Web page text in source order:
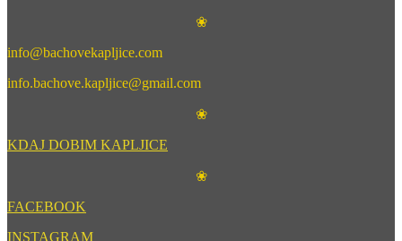
❀
info@bachovekapljice.com
info.bachove.kapljice@gmail.com
❀
KDAJ DOBIM KAPLJICE
❀
FACEBOOK
INSTAGRAM